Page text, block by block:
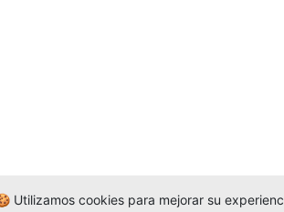
Utilizamos cookies para mejorar su